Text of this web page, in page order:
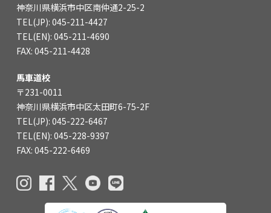
神奈川県横浜市中区南仲通2-25-2
TEL(JP): 045-211-4427
TEL(EN): 045-211-4690
FAX: 045-211-4428
馬車道校
〒231-0011
神奈川県横浜市中区太田町6-75-2F
TEL(JP): 045-222-6467
TEL(EN): 045-228-9397
FAX: 045-222-6469